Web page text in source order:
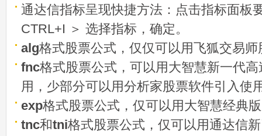
通达信指标呈现快捷方法：点击指标面板
CTRL+I ＞ 选择指标，确定。
alg格式股票公式，仅仅可以用飞狐交易
fnc格式股票公式，可以用大智慧新一代
用，少部分可以用分析家股票软件引入使
exp格式股票公式，仅可以用大智慧经典
tnc和tni格式股票公式，仅可以用通达信